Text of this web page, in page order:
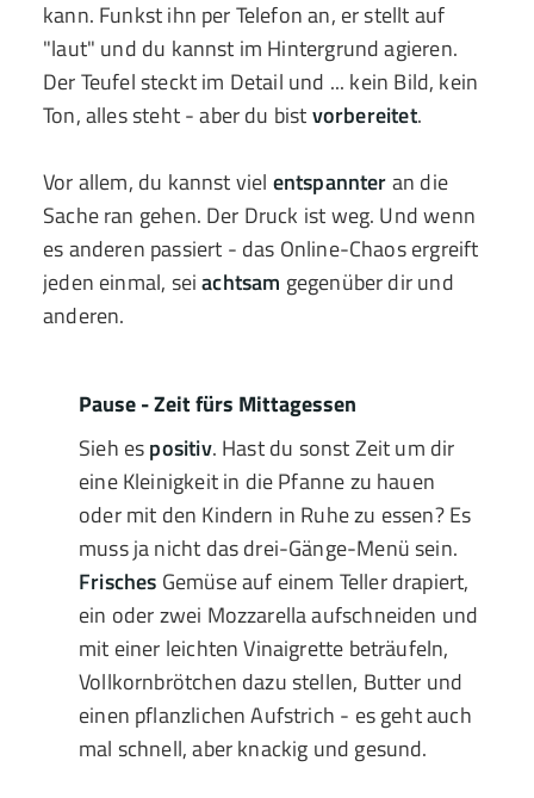
kann. Funkst ihn per Telefon an, er stellt auf
"laut" und du kannst im Hintergrund agieren.
Der Teufel steckt im Detail und ... kein Bild, kein
Ton, alles steht - aber du bistvorbereitet.
Vor allem, du kannst viel entspannteran die
Sache ran gehen. Der Druck ist weg. Und wenn
es anderen passiert - das Online-Chaos ergreift
jeden einmal, seiachtsam gegenüber dir und
anderen.
Pause - Zeit fürs Mittagessen
Sieh espositiv. Hast du sonst Zeit um dir
eine Kleinigkeit in die Pfanne zu hauen
oder mit den Kindern in Ruhe zu essen? Es
muss ja nicht das drei-Gänge-Menü sein.
Frisches Gemüse auf einem Teller drapiert,
ein oder zwei Mozzarella aufschneiden und
mit einer leichten Vinaigrette beträufeln,
Vollkornbrötchen dazu stellen, Butter und
einen pflanzlichen Aufstrich - es geht auch
mal schnell, aber knackig und gesund.